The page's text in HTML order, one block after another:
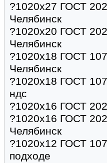
?1020х27 ГОСТ
Челябинск
?1020х20 ГОСТ
Челябинск
?1020х18 ГОСТ
Челябинск
?1020х18 ГОСТ
ндс
?1020х16 ГОСТ
?1020х16 ГОСТ
Челябинск
?1020х12 ГОСТ
подходе